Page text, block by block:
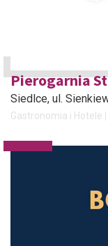
Pierogarnia
Siedlce, ul.
Gastronomia i Hotele